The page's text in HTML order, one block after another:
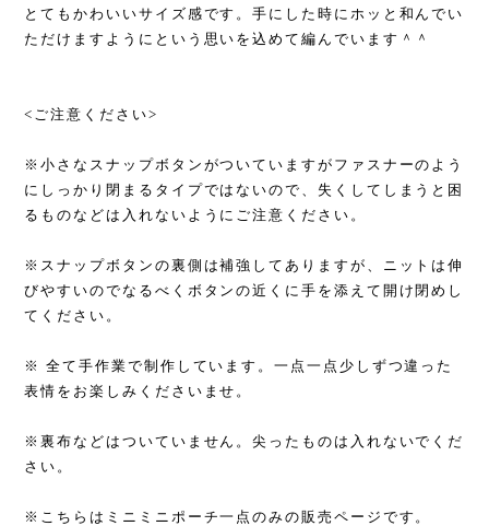
とてもかわいいサイズ感です。手にした時にホッと和んでい
ただけますようにという思いを込めて編んでいます＾＾
<ご注意ください>
※小さなスナップボタンがついていますがファスナーのよう
にしっかり閉まるタイプではないので、失くしてしまうと困
るものなどは入れないようにご注意ください。
※スナップボタンの裏側は補強してありますが、ニットは伸
びやすいのでなるべくボタンの近くに手を添えて開け閉めし
てください。
※ 全て手作業で制作しています。一点一点少しずつ違った
表情をお楽しみくださいませ。
※裏布などはついていません。尖ったものは入れないでくだ
さい。
※こちらはミニミニポーチ一点のみの販売ページです。